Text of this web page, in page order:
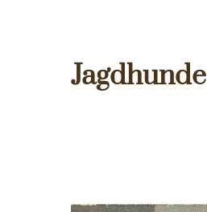
Jagdhunde